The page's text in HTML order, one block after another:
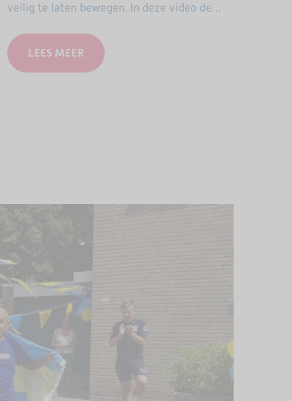
veilig te laten bewegen. In deze video deelt
OldStars cursussen en praktijkvideo’s –
een…LEES MEER